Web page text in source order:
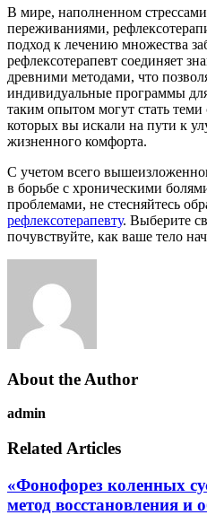
В мире, наполненном
переживаниями,
подход к лечению множества
рефлексотерапевт соединяет
древними методами, что
индивидуальные программы
таким опытом могут стать
которых вы искали на пути к
жизненного комфорта.
С учетом всего
в борьбе с хроническими
проблемами, не стесняйтесь
рефлексотерапевту. Выберите
почувствуйте, как ваше тело
About the Author
admin
Related Articles
«Фонофорез коленных
метод восстановления и